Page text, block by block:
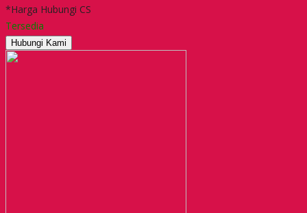
*Harga Hubungi CS
Tersedia
Hubungi Kami